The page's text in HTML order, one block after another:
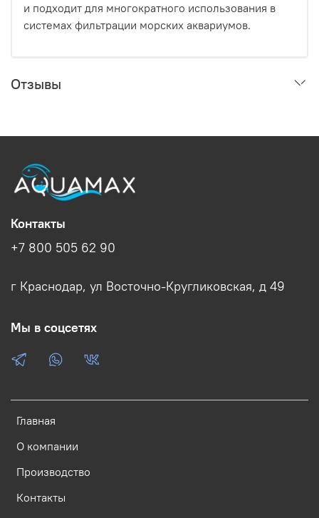
и подходит для многократного использования в
системах фильтрации морских аквариумов.
Отзывы
Главная
О компании
Производство
Контакты
Контакты
+7 800 505 62 90
г Краснодар, ул Восточно-Кругликовская, д 49
Мы в соцсетях